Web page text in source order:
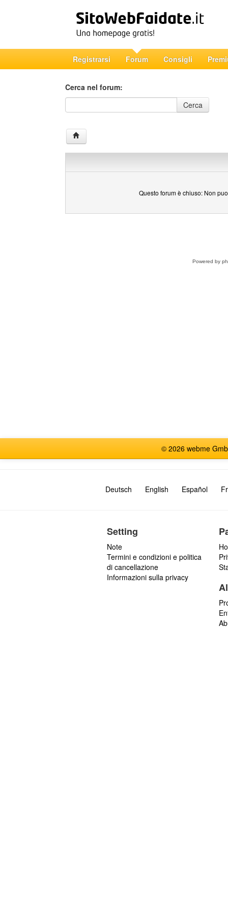
Registrarsi Forum Consigli
Cerca nel forum:
Cerca nel forum
Cerca
Questo forum è chiuso: Non
Powered by
© 2026 webme
Deutsch English Español
Setting
Note
Termini e condizioni e politica
di cancellazione
Informazioni sulla privacy